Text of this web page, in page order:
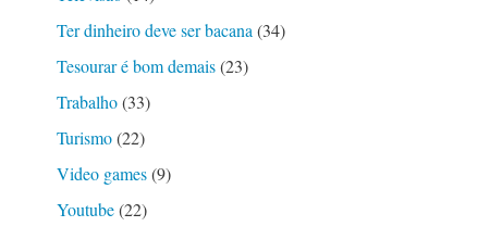
Ter dinheiro deve ser bacana(34)
Tesourar é bom demais(23)
Trabalho(33)
Turismo(22)
Video games(9)
Youtube(22)